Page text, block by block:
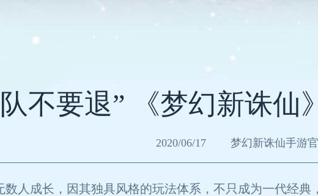
不要退” 《梦幻新诛仙
2020/06/17 梦幻新诛仙手游
数人成长，因其独具风格的玩法体系，不只成为一代经